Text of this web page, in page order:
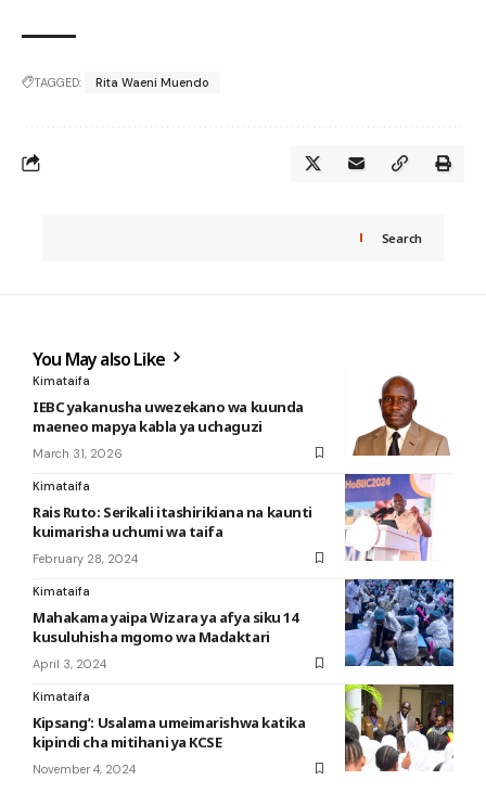
TAGGED: Rita Waeni Muendo
Search
You May also Like
Kimataifa
IEBC yakanusha uwezekano wa kuunda
maeneo mapya kabla ya uchaguzi
March 31, 2026
Kimataifa
Rais Ruto: Serikali itashirikiana na kaunti
kuimarisha uchumi wa taifa
February 28, 2024
Kimataifa
Mahakama yaipa Wizara ya afya siku 14
kusuluhisha mgomo wa Madaktari
April 3, 2024
Kimataifa
Kipsang’: Usalama umeimarishwa katika
kipindi cha mitihani ya KCSE
November 4, 2024